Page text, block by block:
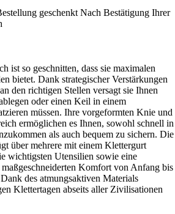
geschenkt Nach Bestätigung Ihrer
ist so geschnitten, dass sie maximalen
bietet. Dank strategischer Verstärkungen
den richtigen Stellen versagt sie Ihnen
oder einen Keil in einem
müssen. Ihre vorgeformten Knie und
ermöglichen es Ihnen, sowohl schnell in
als auch bequem zu sichern. Die
über mehrere mit einem Klettergurt
wichtigsten Utensilien sowie eine
Komfort von Anfang bis
des atmungsaktiven Materials
Klettertagen abseits aller Zivilisationen